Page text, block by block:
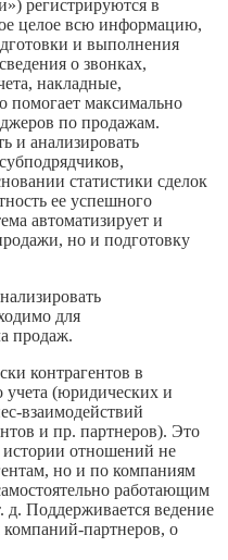
регистрируются в
целое всю информацию,
и выполнения
о звонках,
накладные,
помогает максимально
по продажам.
и анализировать
статистики сделок
ее успешного
автоматизирует и
но и подготовку
для
продаж.
контрагентов в
учета (юридических и
взаимодействий
и пр. партнеров). Это
истории отношений не
но и по компаниям
работающим
д. Поддерживается ведение
партнеров, о